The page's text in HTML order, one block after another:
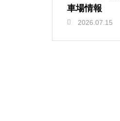
車場情報
2026.07.15